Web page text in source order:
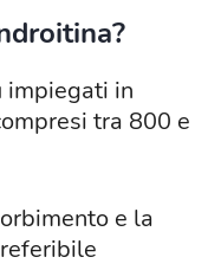
impiegati in
tra 800 e
e la